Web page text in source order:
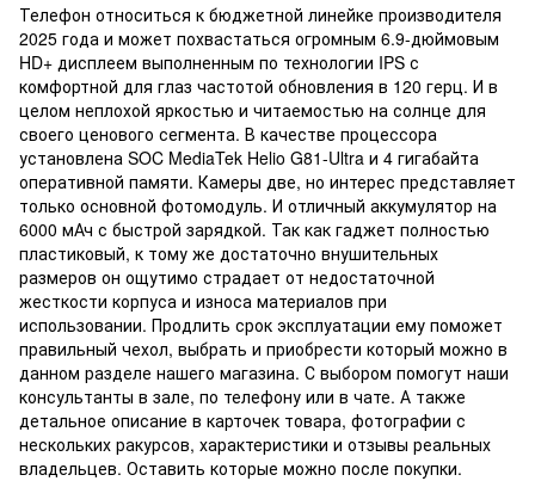
Телефон относиться к бюджетной линейке производителя
2025 года и может похвастаться огромным 6.9-дюймовым
HD+ дисплеем выполненным по технологии IPS с
комфортной для глаз частотой обновления в 120 герц. И в
целом неплохой яркостью и читаемостью на солнце для
своего ценового сегмента. В качестве процессора
установлена SOC MediaTek Helio G81-Ultra и 4 гигабайта
оперативной памяти. Камеры две, но интерес представляет
только основной фотомодуль. И отличный аккумулятор на
6000 мАч с быстрой зарядкой. Так как гаджет полностью
пластиковый, к тому же достаточно внушительных
размеров он ощутимо страдает от недостаточной
жесткости корпуса и износа материалов при
использовании. Продлить срок эксплуатации ему поможет
правильный чехол, выбрать и приобрести который можно в
данном разделе нашего магазина. С выбором помогут наши
консультанты в зале, по телефону или в чате. А также
детальное описание в карточек товара, фотографии с
нескольких ракурсов, характеристики и отзывы реальных
владельцев. Оставить которые можно после покупки.